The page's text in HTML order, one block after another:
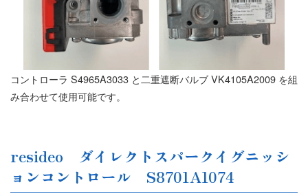
コントローラ S4965A3033 と二重遮断バルブ VK4105A2009 を組
み合わせて使用可能です。
resideo ダイレクトスパークイグニッシ
ョンコントロール S8701A1074